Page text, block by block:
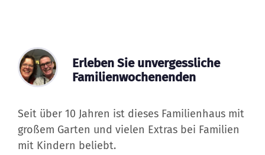
Erleben Sie unvergessliche
Familienwochenenden
Seit über 10 Jahren ist dieses Familienhaus mit
großem Garten und vielen Extras bei Familien
mit Kindern beliebt.